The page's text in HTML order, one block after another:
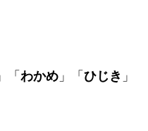
」「 わかめ 」「 ひじき 」